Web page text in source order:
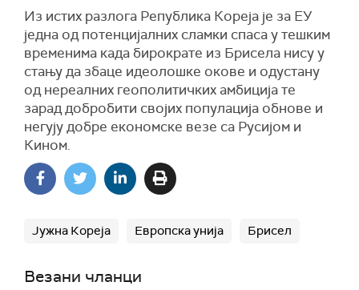
Из истих разлога Република Кореја је за ЕУ
једна од потенцијалних сламки спаса у тешким
временима када бирократе из Брисела нису у
стању да збаце идеолошке окове и одустану
од нереалних геополитичких амбиција те
зарад добробити својих популација обнове и
негују добре економске везе са Русијом и
Кином.
Јужна Кореја Европска унија Брисел
Везани чланци